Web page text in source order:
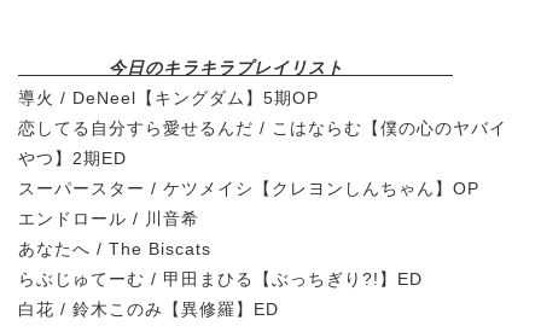
今日のキラキラプレイリスト
導火 / DeNeel【キングダム】5期OP
恋してる自分すら愛せるんだ / こはならむ【僕の心のヤバイ
やつ】2期ED
スーパースター / ケツメイシ【クレヨンしんちゃん】OP
エンドロール / 川音希
あなたへ / The Biscats
らぶじゅてーむ / 甲田まひる【ぶっちぎり?!】ED
白花 / 鈴木このみ【異修羅】ED